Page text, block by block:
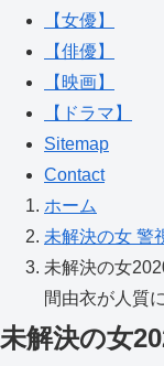
【女優】
【俳優】
【映画】
【ドラマ】
Sitemap
Contact
ホーム
未解決の女 警
未解決の女
間由衣が人質
未解決の女